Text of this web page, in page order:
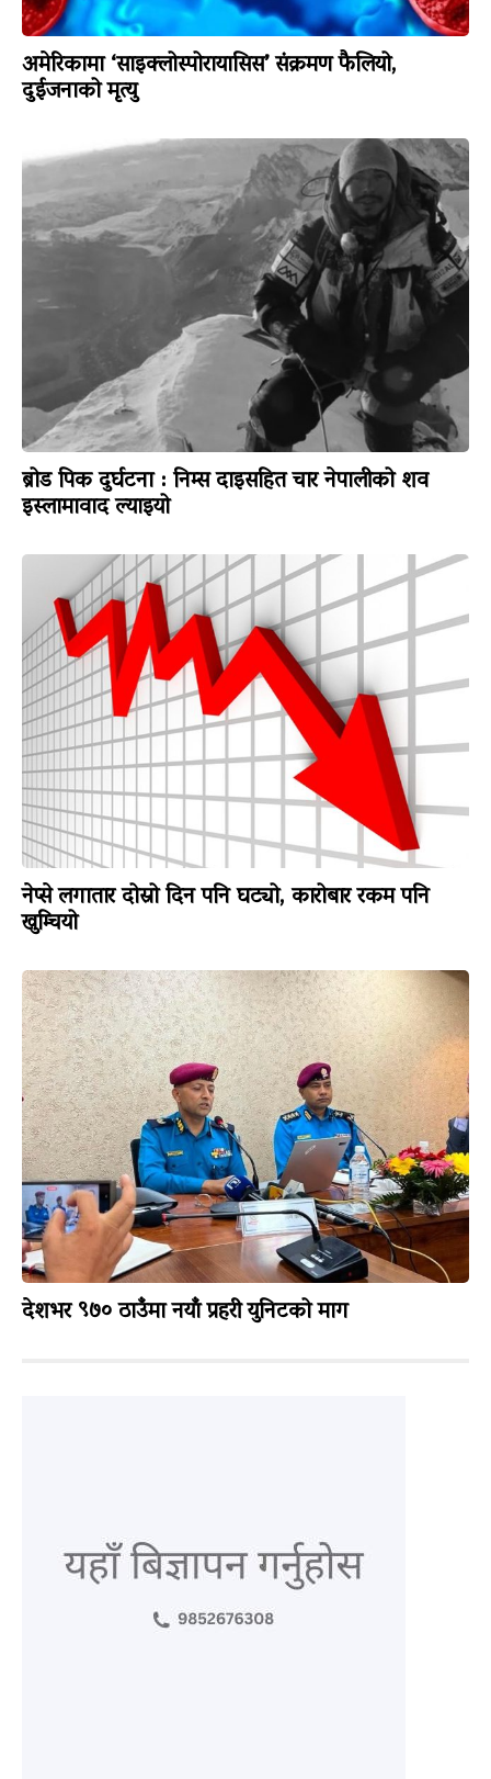
अमेरिकामा ‘साइक्लोस्पोरायासिस’ संक्रमण फैलियो,
दुईजनाको मृत्यु
ब्रोड पिक दुर्घटना : निम्स दाइसहित चार नेपालीको शव
इस्लामावाद ल्याइयो
नेप्से लगातार दोस्रो दिन पनि घट्यो, कारोबार रकम पनि
खुम्चियो
देशभर ९७० ठाउँमा नयाँ प्रहरी युनिटको माग